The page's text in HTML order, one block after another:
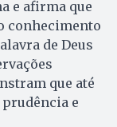
e afirma que
conhecimento
de Deus
que até
e